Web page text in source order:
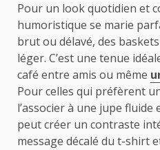
Pour un look quotidien et
humoristique se marie
brut ou délavé, des
léger. C’est une tenue
café entre amis ou même
Pour celles qui préfèrent
l’associer à une jupe fluide
peut créer un contraste
message décalé du t-shirt